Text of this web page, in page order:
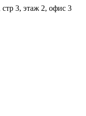
3, этаж 2, офис 3